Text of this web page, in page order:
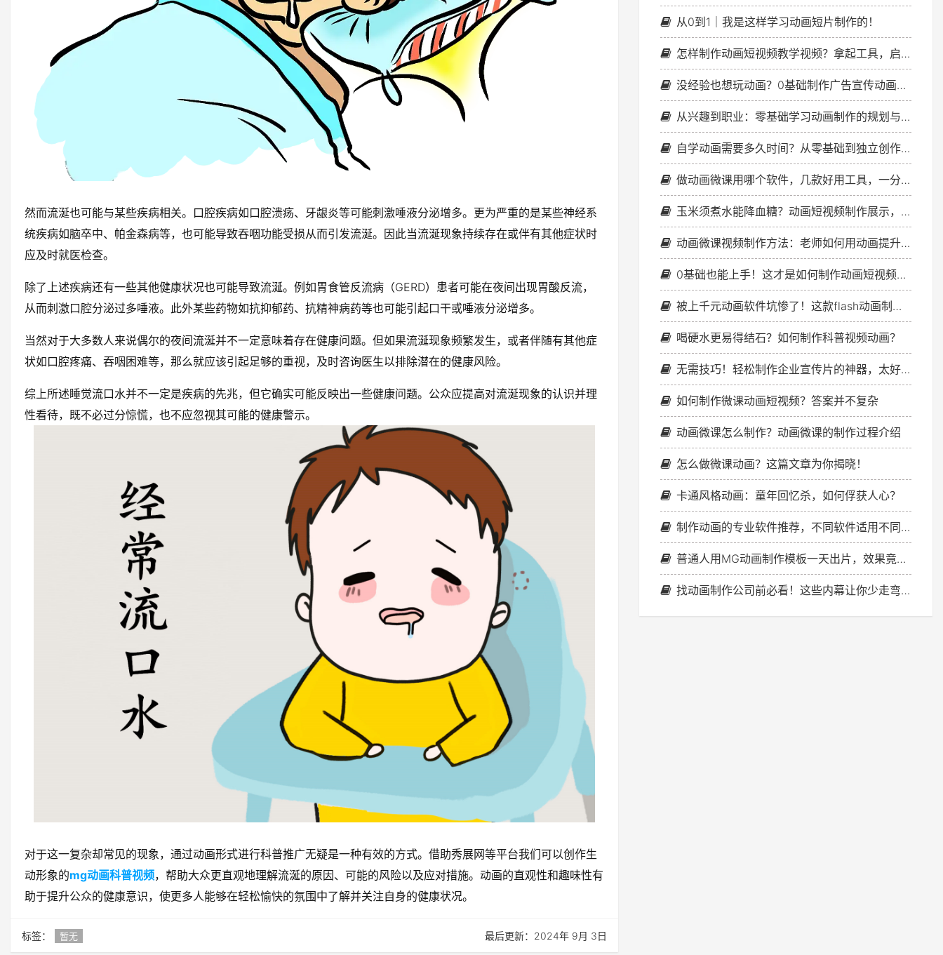
然而流涎也可能与某些疾病相关。口腔疾病如口腔溃疡、牙龈炎等可能刺激唾液分泌增多。更为严重的是某些神经系
统疾病如脑卒中、帕金森病等，也可能导致吞咽功能受损从而引发流涎。因此当流涎现象持续存在或伴有其他症状时
应及时就医检查。
除了上述疾病还有一些其他健康状况也可能导致流涎。例如胃食管反流病（GERD）患者可能在夜间出现胃酸反流，
从而刺激口腔分泌过多唾液。此外某些药物如抗抑郁药、抗精神病药等也可能引起口干或唾液分泌增多。
当然对于大多数人来说偶尔的夜间流涎并不一定意味着存在健康问题。但如果流涎现象频繁发生，或者伴随有其他症
状如口腔疼痛、吞咽困难等，那么就应该引起足够的重视，及时咨询医生以排除潜在的健康风险。
综上所述睡觉流口水并不一定是疾病的先兆，但它确实可能反映出一些健康问题。公众应提高对流涎现象的认识并理
性看待，既不必过分惊慌，也不应忽视其可能的健康警示。
对于这一复杂却常见的现象，通过动画形式进行科普推广无疑是一种有效的方式。借助秀展网等平台我们可以创作生
动形象的mg动画科普视频，帮助大众更直观地理解流涎的原因、可能的风险以及应对措施。动画的直观性和趣味性有
助于提升公众的健康意识，使更多人能够在轻松愉快的氛围中了解并关注自身的健康状况。
标签： 暂无 最后更新：2024年 9月 3日
从0到1｜我是这样学习动画短片制作的！
怎样制作动画短视频教学视频？拿起工具，启程上路！
没经验也想玩动画？0基础制作广告宣传动画带你入门！
从兴趣到职业：零基础学习动画制作的规划与成长路线图
自学动画需要多久时间？从零基础到独立创作的阶段规划指南
做动画微课用哪个软件，几款好用工具，一分钟教会你选
玉米须煮水能降血糖？动画短视频制作展示，妙趣横生！
动画微课视频制作方法：老师如何用动画提升知识点理解？
0基础也能上手！这才是如何制作动画短视频教程的正确打开方式！
被上千元动画软件坑惨了！这款flash动画制作软件才是真香
喝硬水更易得结石？如何制作科普视频动画？
无需技巧！轻松制作企业宣传片的神器，太好用了！
如何制作微课动画短视频？答案并不复杂
动画微课怎么制作？动画微课的制作过程介绍
怎么做微课动画？这篇文章为你揭晓！
卡通风格动画：童年回忆杀，如何俘获人心？
制作动画的专业软件推荐，不同软件适用不同场景
普通人用MG动画制作模板一天出片，效果竟然这么专业！
找动画制作公司前必看！这些内幕让你少走弯路，省下大把钱！